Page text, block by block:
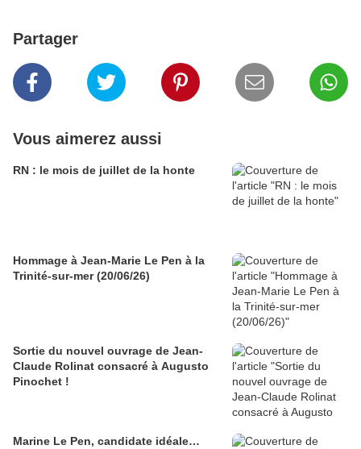
Partager
Vous aimerez aussi
RN : le mois de juillet de la honte
Hommage à Jean-Marie Le Pen à la
Trinité-sur-mer (20/06/26)
Sortie du nouvel ouvrage de Jean-
Claude Rolinat consacré à Augusto
Pinochet !
Marine Le Pen, candidate idéale…